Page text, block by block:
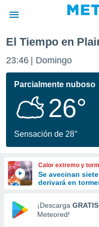
de
por
se
calidad.
a este
las
y
forma
digital
basada
El Tiempo en
23:46 Domingo
Parcialmente nuboso
26°
Sensación de 28°
Calor extremo y
Se avecinan
derivará en
¡Descarga GRATIS
Meteored!